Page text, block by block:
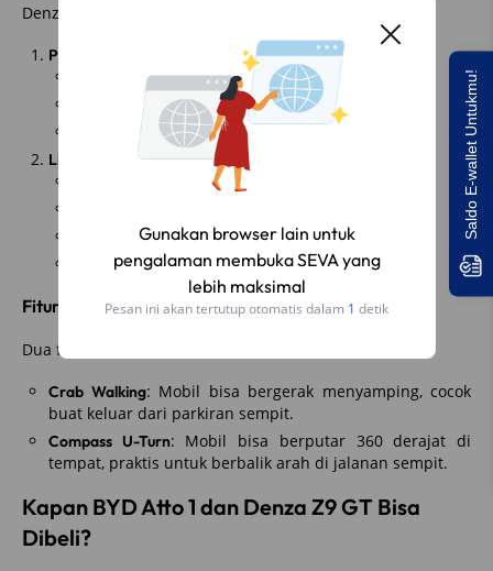
Denza Z9 GT hadir dalam dua pilihan:
Plug-in Hybrid (PHEV)
Mesin bensin 2.0L + tiga motor listrik
Tenaga total hingga 858 hp
Jarak tempuh gabungan bisa mencapai 1.100 km
Listrik Murni (BEV)
Akselerasi 0–100 km/jam hanya 3,4 detik
Jarak tempuh hingga 630 km
Fitur Unik
Dua fitur canggih yang jarang ditemukan di mobil lain:
Crab Walking: Mobil bisa bergerak menyamping, cocok
buat keluar dari parkiran sempit.
Compass U-Turn: Mobil bisa berputar 360 derajat di
tempat, praktis untuk berbalik arah di jalanan sempit.
Kapan BYD Atto 1 dan Denza Z9 GT Bisa
Dibeli?
Saldo E-wallet Untukmu!